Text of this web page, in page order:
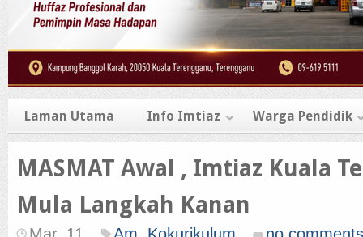
Laman Utama Info Imtiaz Warga Pendidik
MASMAT Awal , Imtiaz Kuala
Mula Langkah Kanan